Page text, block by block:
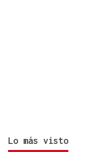
Lo más visto